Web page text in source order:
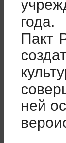
года.
Пакт
ней